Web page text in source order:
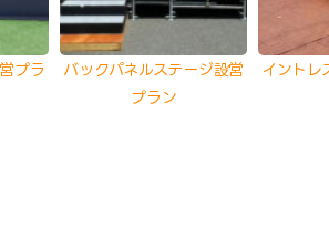
プラ
バックパネルステージ設営
プラン
イントレ